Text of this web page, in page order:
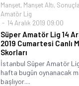
Manşet, Manşet Altı,
Amatör Lig
14 Aralık 2019 09:00
Süper Amatör Lig 14
2019 Cumartesi Canlı
Skorları
İstanbul Süper Amatör
hafta bugün oynanacak
başlıyor....